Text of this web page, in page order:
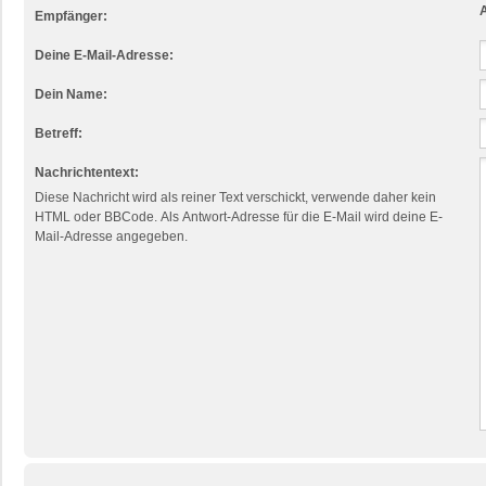
Empfänger:
Deine E-Mail-Adresse:
Dein Name:
Betreff:
Nachrichtentext:
Diese Nachricht wird als reiner Text verschickt, verwende daher kein
HTML oder BBCode. Als Antwort-Adresse für die E-Mail wird deine E-
Mail-Adresse angegeben.